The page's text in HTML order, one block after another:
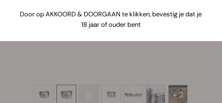
+ 2
Door op AKKOORD & DOORGAAN te klikken, bevestig je dat je
18 jaar of ouder bent